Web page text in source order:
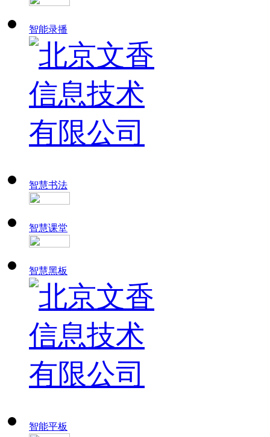
智能录播
智慧书法
智慧课堂
智慧黑板
智能平板